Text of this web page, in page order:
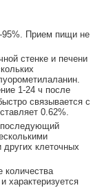
95%. Прием пищи не
стенке и печени
1-24 ч после
связывается с
0.62%.
клеточных
количества